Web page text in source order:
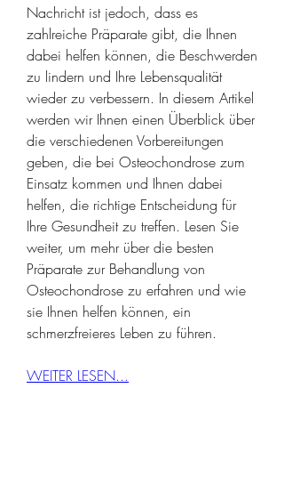
Nachricht ist jedoch, dass es
zahlreiche Präparate gibt, die Ihnen
dabei helfen können, die Beschwerden
zu lindern und Ihre Lebensqualität
wieder zu verbessern. In diesem Artikel
werden wir Ihnen einen Überblick über
die verschiedenen Vorbereitungen
geben, die bei Osteochondrose zum
Einsatz kommen und Ihnen dabei
helfen, die richtige Entscheidung für
Ihre Gesundheit zu treffen. Lesen Sie
weiter, um mehr über die besten
Präparate zur Behandlung von
Osteochondrose zu erfahren und wie
sie Ihnen helfen können, ein
schmerzfreieres Leben zu führen.
WEITER LESEN...